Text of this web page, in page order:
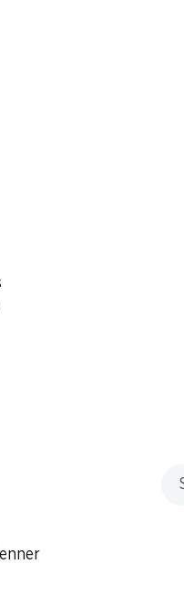
No. 6
und Nougat) mit